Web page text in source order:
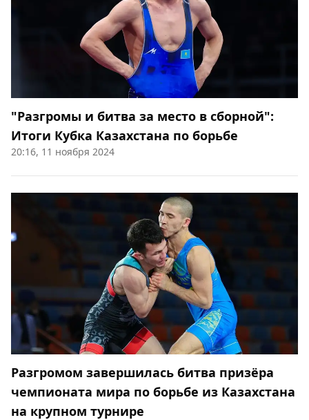
"Разгромы и битва за место в сборной":
Итоги Кубка Казахстана по борьбе
20:16, 11 ноября 2024
Разгромом завершилась битва призёра
чемпионата мира по борьбе из Казахстана
на крупном турнире